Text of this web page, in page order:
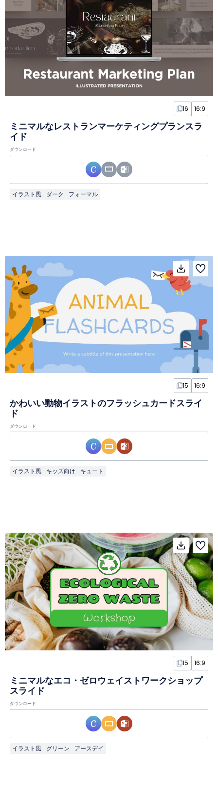
16 16:9
ミニマルなレストランマーケティングプランスラ
イド
ダウンロード
イラスト風 ダーク フォーマル
15 16:9
かわいい動物イラストのフラッシュカードスライ
ド
ダウンロード
イラスト風 キッズ向け キュート
15 16:9
ミニマルなエコ・ゼロウェイストワークショップ
スライド
ダウンロード
イラスト風 グリーン アースデイ